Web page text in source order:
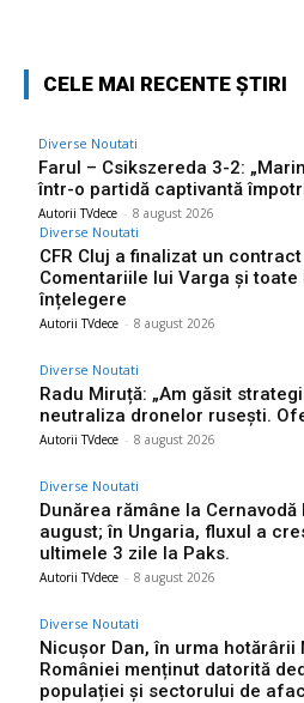
CELE MAI RECENTE ȘTIRI
Diverse Noutati
Farul – Csikszereda 3-2:
într-o partidă captivantă
Autorii TVdece - 8 august 2026
Diverse Noutati
CFR Cluj a finalizat un
Comentariile lui Varga și
înțelegere
Autorii TVdece - 8 august 2026
Diverse Noutati
Radu Miruță: „Am găsit
neutraliza dronelor rusești.
Autorii TVdece - 8 august 2026
Diverse Noutati
Dunărea rămâne la
august; în Ungaria, fluxul a
ultimele 3 zile la Paks.
Autorii TVdece - 8 august 2026
Diverse Noutati
Nicușor Dan, în urma hotărârii
României menținut datorită
populației și sectorului de